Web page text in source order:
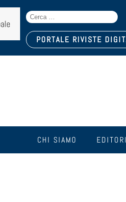
Search
for:
PORTALE RIVISTE
CHI SIAMO